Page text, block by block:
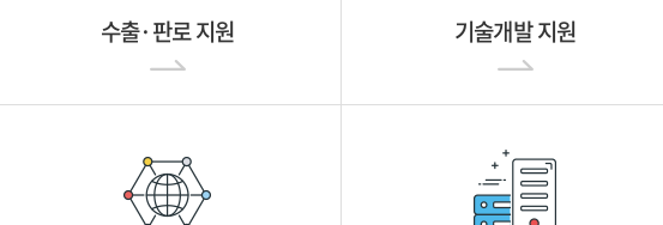
수출·판로 지원 기술개발 지원